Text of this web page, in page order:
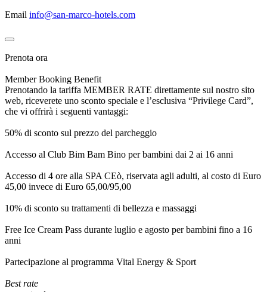
Email info@san-marco-hotels.com
Prenota ora
Member Booking Benefit
Prenotando la tariffa MEMBER RATE direttamente sul nostro sito
web, riceverete uno sconto speciale e l’esclusiva “Privilege Card”,
che vi offrirà i seguenti vantaggi:
50% di sconto sul prezzo del parcheggio
Accesso al Club Bim Bam Bino per bambini dai 2 ai 16 anni
Accesso di 4 ore alla SPA CEò, riservata agli adulti, al costo di Euro
45,00 invece di Euro 65,00/95,00
10% di sconto su trattamenti di bellezza e massaggi
Free Ice Cream Pass durante luglio e agosto per bambini fino a 16
anni
Partecipazione al programma Vital Energy & Sport
Best rate